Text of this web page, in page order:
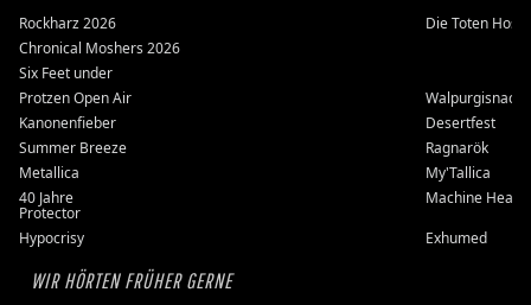
Rockharz 2026
Die Toten
Chronical Moshers 2026
Six Feet under
Protzen Open Air
Walpurgisnacht
Kanonenfieber
Desertfest
Summer Breeze
Ragnarök
Metallica
My'Tallica
40 Jahre
Protector
Machine Head
Hypocrisy
Exhumed
WIR HÖRTEN FRÜHER GERNE